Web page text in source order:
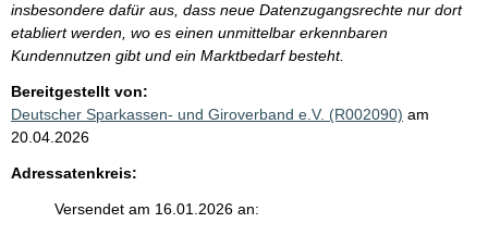
insbesondere dafür aus, dass neue Datenzugangsrechte nur dort
etabliert werden, wo es einen unmittelbar erkennbaren
Kundennutzen gibt und ein Marktbedarf besteht.
Bereitgestellt von:
Deutscher Sparkassen- und Giroverband e.V. (R002090) am
20.04.2026
Adressatenkreis:
Versendet am 16.01.2026 an: